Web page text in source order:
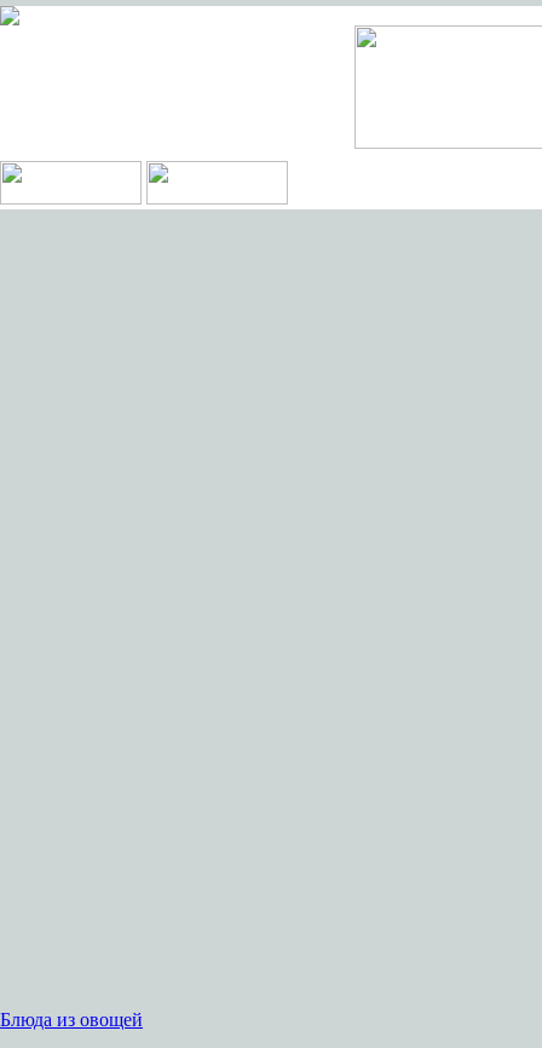
Блюда из овощей